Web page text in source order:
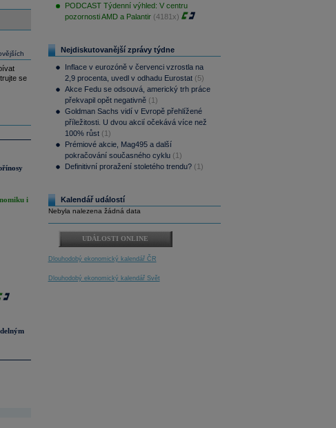
se
i
PODCAST Týdenní výhled: V centru
pozornosti AMD a Palantir (4181x)
Nejdiskutovanější zprávy týdne
Inflace v eurozóně v červenci vzrostla na
2,9 procenta, uvedl v odhadu Eurostat (5)
Akce Fedu se odsouvá, americký trh práce
překvapil opět negativně (1)
Goldman Sachs vidí v Evropě přehlížené
příležitosti. U dvou akcií očekává více než
100% růst (1)
Prémiové akcie, Mag495 a další
pokračování současného cyklu (1)
Definitivní proražení stoletého trendu? (1)
Kalendář událostí
Nebyla nalezena žádná data
UDÁLOSTI ONLINE
Dlouhodobý ekonomický kalendář ČR
Dlouhodobý ekonomický kalendář Svět